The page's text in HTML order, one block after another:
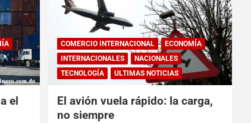
el
COMERCIO INTERNACIONAL
ECONOMÍA
INTERNACIONALES
NACIONALES
TECNOLOGÍA
ULTIMAS NOTICIAS
El avión vuela rápido: la carga,
no siempre